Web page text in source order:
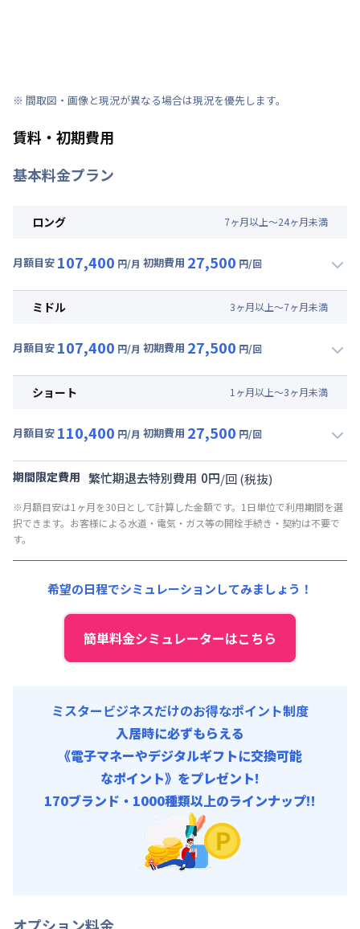
※ 間取図・画像と現況が異なる場合は現況を優先します。
賃料・初期費用
基本料金プラン
ロング 7ヶ月以上～24ヶ月未満
月額目安 107,400 円/月 初期費用 27,500 円/回
月額賃料目安(30日利用)
光熱費他 : 24,000円/月 (800円/日) (税抜)
その他費用 :
ミドル 3ヶ月以上～7ヶ月未満
月額目安 107,400 円/月 初期費用 27,500 円/回
月額賃料目安(30日利用)
光熱費他 : 24,000円/月 (800円/日) (税抜)
その他費用 :
ショート 1 ヶ月以上～3ヶ月未満
月額目安 110,400 円/月 初期費用 27,500 円/回
月額賃料目安(30日利用)
光熱費他 : 24,000円/月 (800円/日) (税抜)
清掃料他 :
その他費用 :
期間限定費用 繁忙期退去特別費用 0円/回(税抜)
※月額目安は1ヶ月を30日として計算した金額です。1日単位で利用期間を選
択できます。お客様による水道・電気・ガス等の開栓手続き・契約は不要で
す。
希望の日程でシミュレーションしてみましょう！
簡単料金シミュレーターはこちら
ミスタービジネスだけのお得なポイント制度
入居時に必ずもらえる
《電子マネーやデジタルギフトに交換可能
なポイント》をプレゼント!
170ブランド・1000種類以上のラインナップ!!
オプション料金